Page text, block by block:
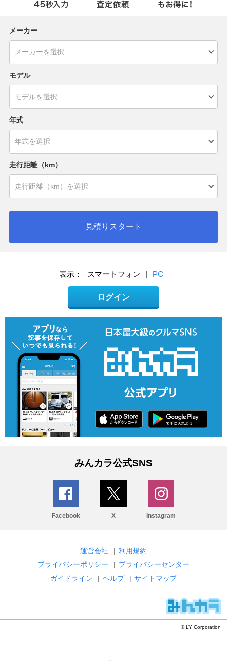
メーカー
モデル
年式
走行距離（km）
見積りスタート
表示： スマートフォン | PC
ログイン
みんカラ公式SNS
Facebook X Instagram
運営会社 | 利用規約
プライバシーポリシー
| プライバシーセンター
ガイドライン
| ヘルプ | サイトマップ
© LY Corporation